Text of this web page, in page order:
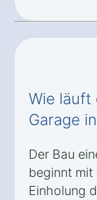
Wie läuft
Garage
Der Bau
beginnt mit
Einholung